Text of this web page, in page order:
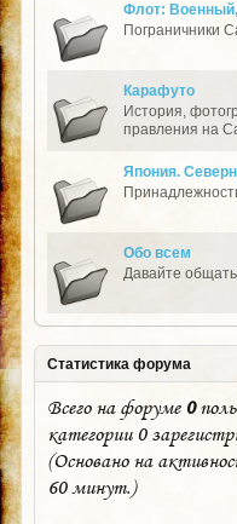
Флот:
Пограничники
Карафуто
История,
правления на
Япония.
Обо всем
Давайте
Статистика форума
Всего на форуме0
категории 0
(Основано на
60 минут.)